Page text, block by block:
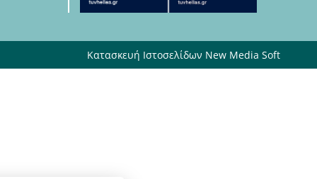
Κατασκευή Ιστοσελίδων New Media Soft